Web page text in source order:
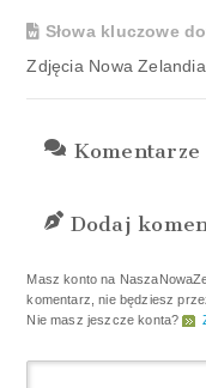
Słowa kluczowe
Zdjęcia Nowa
Komentarze
Dodaj
Masz konto na
komentarz, nie będziesz
Nie masz jeszcze konta?